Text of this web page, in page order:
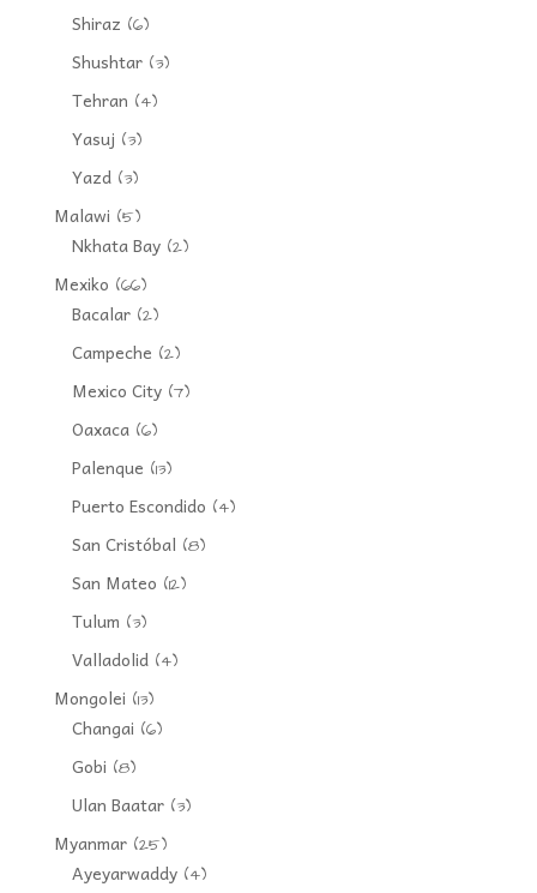
Shiraz (6)
Shushtar(3)
Tehran (4)
Yasuj (3)
Yazd(3)
Malawi (5)
Nkhata Bay(2)
Mexiko (66)
Bacalar(2)
Campeche (2)
Mexico City(7)
Oaxaca(6)
Palenque (13)
Puerto Escondido (4)
San Cristóbal (8)
San Mateo (12)
Tulum (3)
Valladolid(4)
Mongolei (13)
Changai (6)
Gobi (8)
Ulan Baatar(3)
Myanmar(25)
Ayeyarwaddy(4)